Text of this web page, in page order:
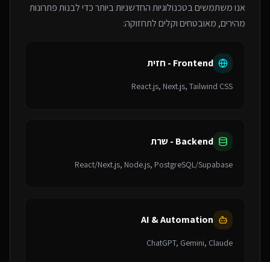
אנו משתמשים בטכנולוגיות החדשניות ביותר כדי לבנות פתרונות
מהירים, מאובטחים וקלים לתחזוקה:
Frontend - חזית
React.js, Next.js, Tailwind CSS
Backend - שרת
React/Next.js, Node.js, PostgreSQL/Supabase
AI & Automation
ChatGPT, Gemini, Claude